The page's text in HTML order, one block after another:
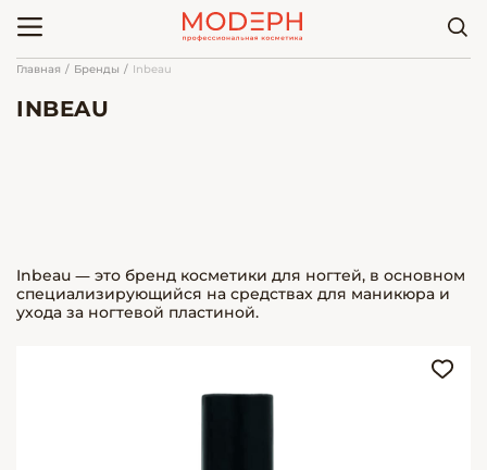
Главная Бренды Inbeau
INBEAU
Inbeau — это бренд косметики для ногтей, в основном
специализирующийся на средствах для маникюра и
ухода за ногтевой пластиной.